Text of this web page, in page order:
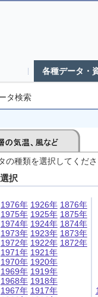
各種データ・
タ検索
の種類を選択してくだ
択
1976年
1975年
1974年
1973年
1972年
1971年
1970年
1969年
1968年
1967年
1926年
1925年
1924年
1923年
1922年
1921年
1920年
1919年
1918年
1917年
1876年
1875年
1874年
1873年
1872年